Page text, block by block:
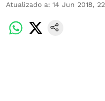
Atualizado a: 14 Jun 2018,